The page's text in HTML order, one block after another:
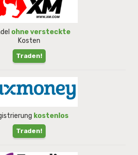
ohne versteckte
Kosten
Traden!
kostenlos
Traden!